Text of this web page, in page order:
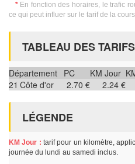
*En fonction des horaires, le trafic
ce qui peut influer sur le tarif de la
TABLEAU DES
Département PC KM Jour
21 Côte d'or 2.70 € 2.24 €
LÉGENDE
KM Jour : tarif pour un kilomètre,
journée du lundi au samedi inclus.